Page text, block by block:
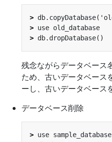
>
>
>
残念ながらデータベース
ため、古いデータベース
ーし、古いデータベース
データベース削除
>